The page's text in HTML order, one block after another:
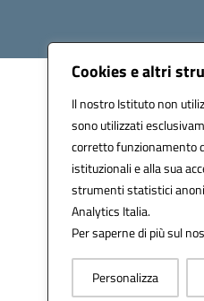
Cookies e altri
Il nostro Istituto non
sono utilizzati
corretto funzionamento
istituzionali e alla sua
strumenti statistici
Analytics Italia.
Per saperne di più sul
Personalizza